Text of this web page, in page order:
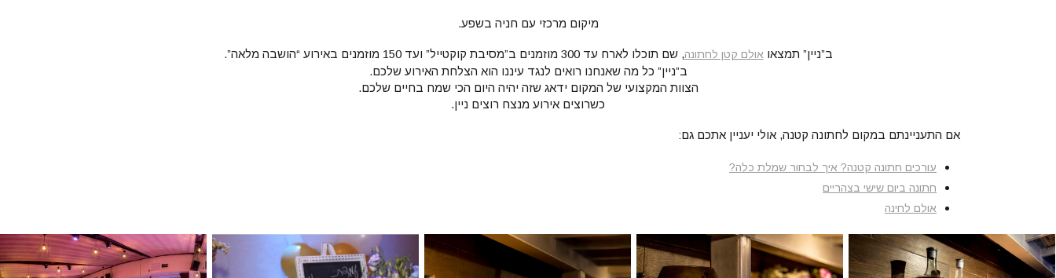
מיקום מרכזי עם חניה בשפע.
ב”ניין” תמצאו אולם קטן לחתונה, שם תוכלו לארח עד 300 מוזמנים ב”מסיבת קוקטייל” ועד 150 מוזמנים באירוע “הושבה מלאה”.
ב”ניין” כל מה שאנחנו רואים לנגד עיננו הוא הצלחת האירוע שלכם.
הצוות המקצועי של המקום ידאג שזה יהיה היום הכי שמח בחיים שלכם.
כשרוצים אירוע מנצח רוצים ניין.
אם התעניינתם במקום לחתונה קטנה, אולי יעניין אתכם גם:
עורכים חתונה קטנה? איך לבחור שמלת כלה?
חתונה ביום שישי בצהריים
אולם לחינה